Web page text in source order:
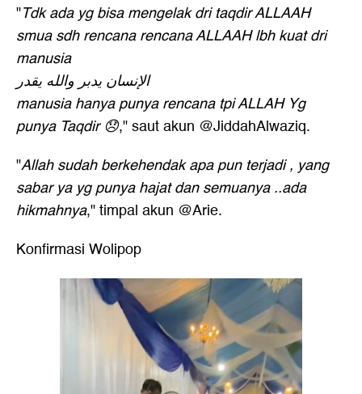
"Tdk ada yg bisa mengelak dri taqdir ALLAAH
smua sdh rencana rencana ALLAAH lbh kuat dri
manusia
الإنسان يدبر والله يقدر
manusia hanya punya rencana tpi ALLAH Yg
punya Taqdir 😞," saut akun @JiddahAlwaziq.
"Allah sudah berkehendak apa pun terjadi , yang
sabar ya yg punya hajat dan semuanya ..ada
hikmahnya," timpal akun @Arie.
Konfirmasi Wolipop